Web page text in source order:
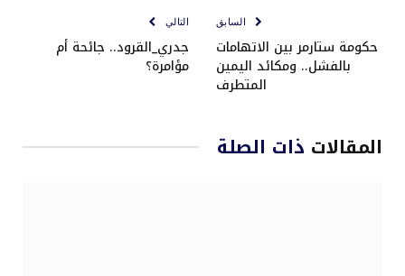
السابق
حكومة ستارمر بين الاتهامات
بالفشل.. ومكائد اليمين
المتطرف
التالي
جدري_القرود.. جائحة أم
مؤامرة؟
المقالات ذات الصلة